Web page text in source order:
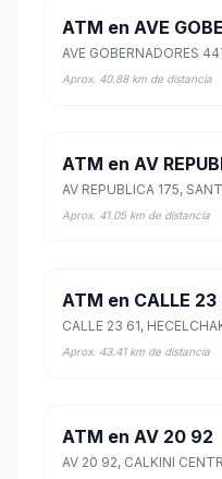
ATM en AVE
Aprox. 40.88 km de distancia
ATM en AV
AV REPUBLICA 175,
Aprox. 41.05 km de distancia
ATM en CALLE 23
CALLE 23 61,
Aprox. 43.41 km de distancia
ATM en AV 20 92
AV 20 92, CALKINI